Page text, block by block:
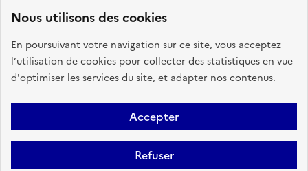
Nous utilisons des cookies
En poursuivant votre navigation sur ce site, vous acceptez
l’utilisation de cookies pour collecter des statistiques en vue
d'optimiser les services du site, et adapter nos contenus.
Accepter
Refuser
Plan du site Accessibilité : partiellement conforme
Mentions
Légales
Données personnelles Gestion des cookies
FAQ